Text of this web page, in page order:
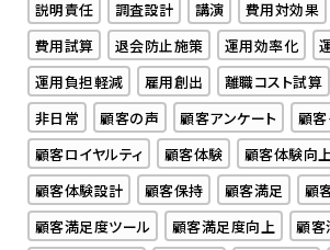
説明責任
調査設計 講演 費用対効果
費用試算
退会防止施策 運用効率化
運用負担軽減
雇用創出 離職コスト試算
非日常
顧客の声 顧客アンケート
顧客
顧客ロイヤルティ
顧客体験 顧客体験向上
顧客体験設計
顧客保持 顧客満足
顧
顧客満足度ツール
顧客満足度向上
顧客